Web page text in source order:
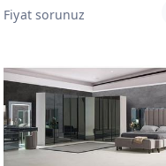
Fiyat sorunuz